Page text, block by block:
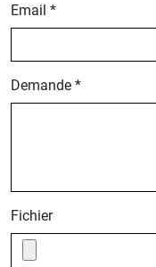
Email *
Demande *
Fichier